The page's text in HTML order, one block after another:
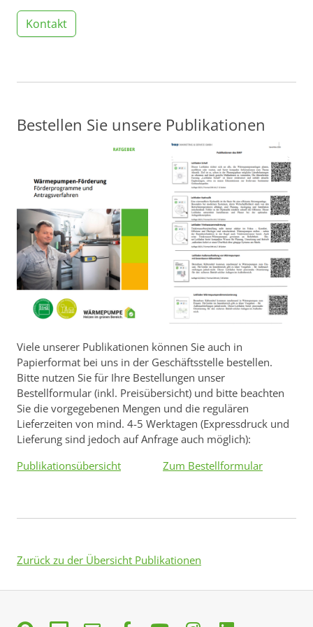
Kontakt
Bestellen Sie unsere Publikationen
Viele unserer Publikationen können Sie auch in
Papierformat bei uns in der Geschäftsstelle bestellen.
Bitte nutzen Sie für Ihre Bestellungen unser
Bestellformular (inkl. Preisübersicht) und bitte beachten
Sie die vorgegebenen Mengen und die regulären
Lieferzeiten von mind. 4-5 Werktagen (Expressdruck und
Lieferung sind jedoch auf Anfrage auch möglich):
Publikationsübersicht
Zum Bestellformular
Zurück zu der Übersicht Publikationen